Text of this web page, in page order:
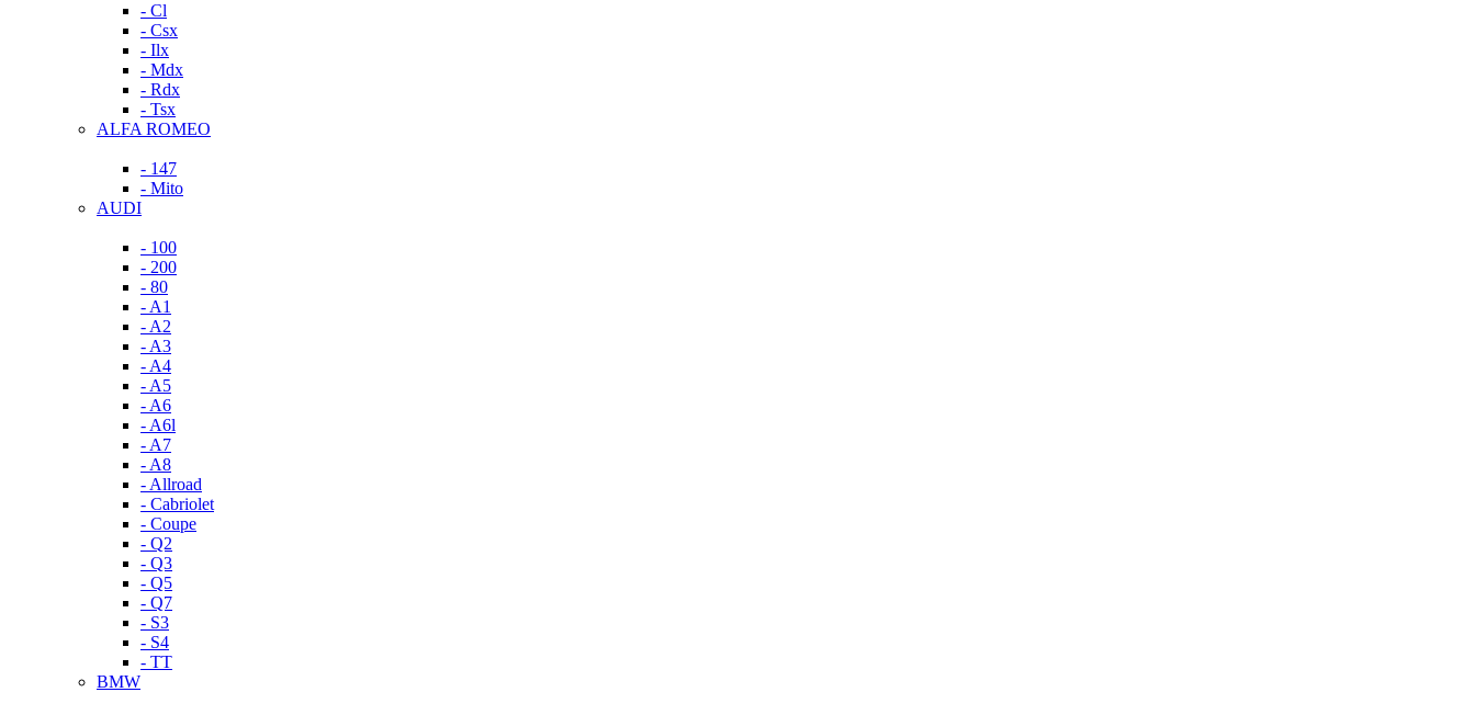
- Cl
- Csx
- Ilx
- Mdx
- Rdx
- Tsx
ALFA ROMEO
- 147
- Mito
AUDI
- 100
- 200
- 80
- A1
- A2
- A3
- A4
- A5
- A6
- A6l
- A7
- A8
- Allroad
- Cabriolet
- Coupe
- Q2
- Q3
- Q5
- Q7
- S3
- S4
- TT
BMW